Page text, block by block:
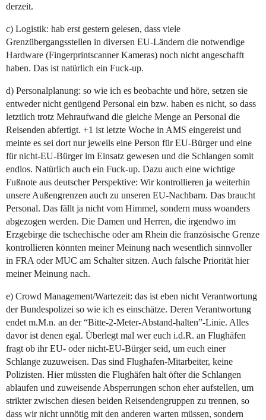
derzeit.
c) Logistik: hab erst gestern gelesen, dass viele
Grenzübergangsstellen in diversen EU-Ländern die notwendige
Hardware (Fingerprintscanner Kameras) noch nicht angeschafft
haben. Das ist natürlich ein Fuck-up.
d) Personalplanung: so wie ich es beobachte und höre, setzen sie
entweder nicht genügend Personal ein bzw. haben es nicht, so dass
letztlich trotz Mehraufwand die gleiche Menge an Personal die
Reisenden abfertigt. +1 ist letzte Woche in AMS eingereist und
meinte es sei dort nur jeweils eine Person für EU-Bürger und eine
für nicht-EU-Bürger im Einsatz gewesen und die Schlangen somit
endlos. Natürlich auch ein Fuck-up. Dazu auch eine wichtige
Fußnote aus deutscher Perspektive: Wir kontrollieren ja weiterhin
unsere Außengrenzen auch zu unseren EU-Nachbarn. Das braucht
Personal. Das fällt ja nicht vom Himmel, sondern muss woanders
abgezogen werden. Die Damen und Herren, die irgendwo im
Erzgebirge die tschechische oder am Rhein die französische Grenze
kontrollieren könnten meiner Meinung nach wesentlich sinnvoller
in FRA oder MUC am Schalter sitzen. Auch falsche Priorität hier
meiner Meinung nach.
e) Crowd Management/Wartezeit: das ist eben nicht Verantwortung
der Bundespolizei so wie ich es einschätze. Deren Verantwortung
endet m.M.n. an der “Bitte-2-Meter-Abstand-halten”-Linie. Alles
davor ist denen egal. Überlegt mal wer euch i.d.R. an Flughäfen
fragt ob ihr EU- oder nicht-EU-Bürger seid, um euch einer
Schlange zuzuweisen. Das sind Flughafen-Mitarbeiter, keine
Polizisten. Hier müssten die Flughäfen halt öfter die Schlangen
ablaufen und zuweisende Absperrungen schon eher aufstellen, um
strikter zwischen diesen beiden Reisendengruppen zu trennen, so
dass wir nicht unnötig mit den anderen warten müssen, sondern